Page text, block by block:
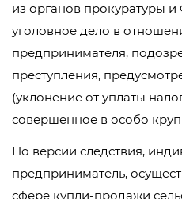
из органов прокуратуры
уголовное дело в
предпринимателя,
преступления,
(уклонение от уплаты
совершенное в особо
По версии следствия,
предприниматель,
сфере купли-продажи